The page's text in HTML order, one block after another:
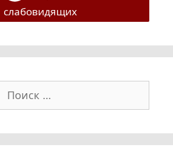
слабовидящих